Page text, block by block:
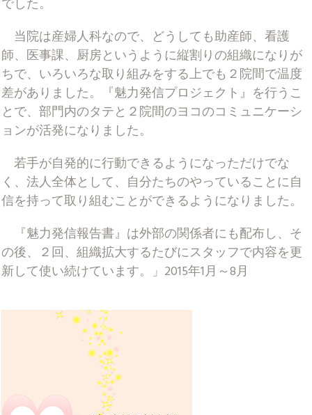
でした。
当院は産婦人科なので、どうしても助産師、看護
師、医事課、厨房というように縦割りの組織になりが
ちで、いろいろな取り組みをする上でも２院間で温度
差がありました。『魅力発信プロジェクト』を行うこ
とで、部門内のタテと２院間のヨコのコミュニケーシ
ョンが活発になりました。
若手が自発的に行動できるようになっただけでな
く、法人全体として、自分たちのやっていることに自
信を持って取り組むことができるようになりました。
『魅力発信報告書』は外部の関係者にも配布し、そ
の後、２回、組織拡大するたびにスタッフで内容を更
新して使い続けています。」2015年1月～8月